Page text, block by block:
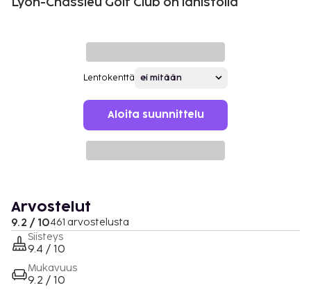
Lentokenttä
Aloita suunnittelu
Arvostelut
9.2 / 10461 arvostelusta
Siisteys
9.4 / 10
Mukavuus
9.2 / 10